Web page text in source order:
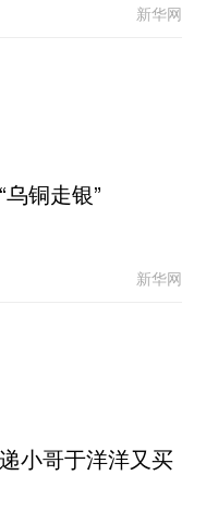
新华网
铜走银”
新华网
小哥于洋洋又买